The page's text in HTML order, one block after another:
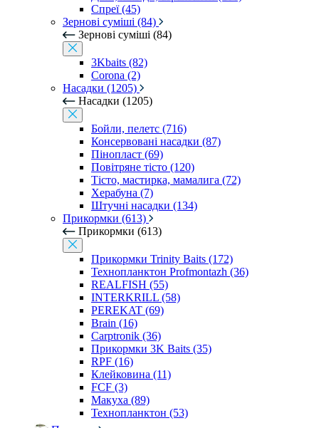
Спреї (45)
Зернові суміші (84)
Зернові суміші (84)
3Kbaits (82)
Corona (2)
Насадки (1205)
Насадки (1205)
Бойли, пелетс (716)
Консервовані насадки (87)
Пінопласт (69)
Повітряне тісто (120)
Тісто, мастирка, мамалига (72)
Херабуна (7)
Штучні насадки (134)
Прикормки (613)
Прикормки (613)
Прикормки Trinity Baits (172)
Технопланктон Profmontazh (36)
REALFISH (55)
INTERKRILL (58)
PEREKAT (69)
Brain (16)
Carptronik (36)
Прикормки 3K Baits (35)
RPF (16)
Клейковина (11)
FCF (3)
Макуха (89)
Технопланктон (53)